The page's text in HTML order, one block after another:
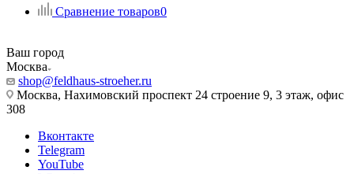
Сравнение товаров0
Ваш город
Москва
shop@feldhaus-stroeher.ru
Москва, Нахимовский проспект 24 строение 9, 3 этаж, офис
308
Вконтакте
Telegram
YouTube